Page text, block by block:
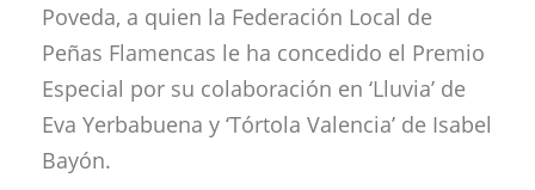
Poveda, a quien la Federación Local de
Peñas Flamencas le ha concedido el Premio
Especial por su colaboración en ‘Lluvia’ de
Eva Yerbabuena y ‘Tórtola Valencia’ de Isabel
Bayón.